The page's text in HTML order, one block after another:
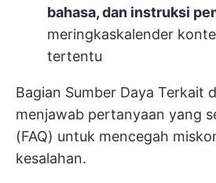
bahasa, dan instruksi
meringkaskalender
tertentu
Bagian Sumber Daya Terkait
menjawab pertanyaan yang
(FAQ) untuk mencegah
kesalahan.